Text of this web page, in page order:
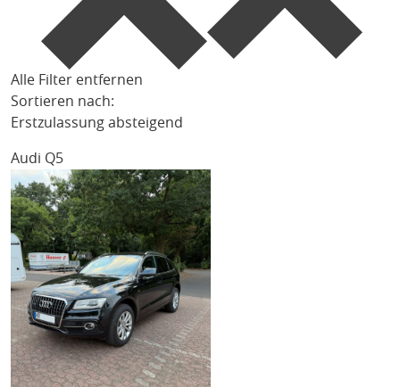
Alle Filter entfernen
Sortieren nach:
Erstzulassung absteigend
Audi Q5